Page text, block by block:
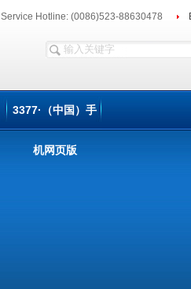
Service Hotline: (0086)523-88630478
3377·（中国）手
机网页版